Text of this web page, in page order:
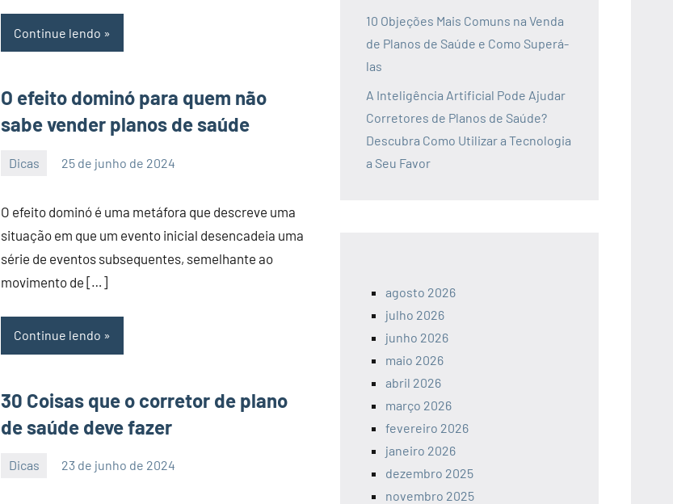
Continue lendo
O efeito dominó para quem não
sabe vender planos de saúde
Dicas 25 de junho de 2024
O efeito dominó é uma metáfora que descreve uma
situação em que um evento inicial desencadeia uma
série de eventos subsequentes, semelhante ao
movimento de […]
Continue lendo
30 Coisas que o corretor de plano
de saúde deve fazer
Dicas 23 de junho de 2024
10 Objeções Mais Comuns na Venda
de Planos de Saúde e Como Superá-
las
A Inteligência Artificial Pode Ajudar
Corretores de Planos de Saúde?
Descubra Como Utilizar a Tecnologia
a Seu Favor
agosto 2026
julho 2026
junho 2026
maio 2026
abril 2026
março 2026
fevereiro 2026
janeiro 2026
dezembro 2025
novembro 2025